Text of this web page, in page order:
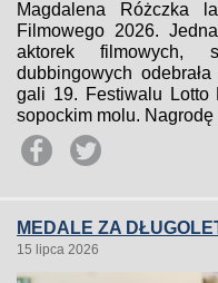
Magdalena Różczka
Filmowego 2026.
aktorek filmowych,
dubbingowych
gali 19. Festiwalu Lotto
sopockim molu. Nagrodę
MEDALE ZA
15 lipca 2026